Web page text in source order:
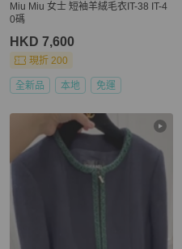
Miu Miu 女士 短袖羊絨毛衣IT-38 IT-4
0碼
HKD 7,600
現折 200
全新品 本地 免運